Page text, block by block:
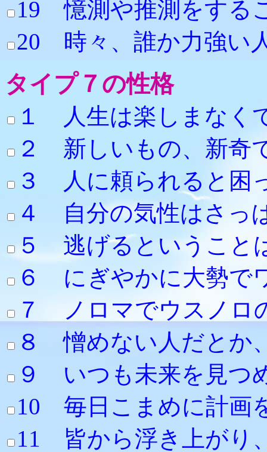
19 憶測や推測を
20 時々、誰か力強い
タイプ７の性格
１ 人生は楽しまなく
２ 新しいもの、新奇
３ 人に頼られると困
４ 自分の気性はさっ
５ 逃げるというこ
６ にぎやかに大勢で
７ ノロマでウス
８ 憎めない人だとか
９ いつも未来を見つ
10 毎日こまめに計
11 皆から浮き